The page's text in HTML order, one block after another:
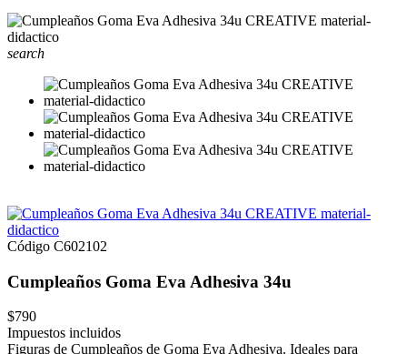
search
Código C602102
Cumpleaños Goma Eva Adhesiva 34u
$790
Impuestos incluidos
Figuras de Cumpleaños de Goma Eva Adhesiva. Ideales para